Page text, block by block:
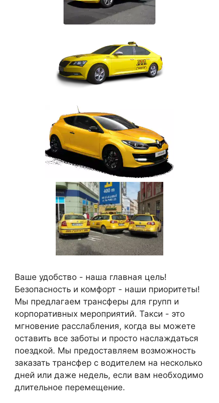
Ваше удобство - наша главная цель!
Безопасность и комфорт - наши приоритеты!
Мы предлагаем трансферы для групп и
корпоративных мероприятий. Такси - это
мгновение расслабления, когда вы можете
оставить все заботы и просто наслаждаться
поездкой. Мы предоставляем возможность
заказать трансфер с водителем на несколько
дней или даже недель, если вам необходимо
длительное перемещение.